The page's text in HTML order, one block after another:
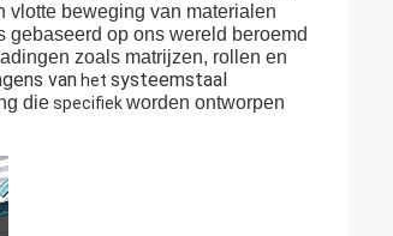
vlotte beweging van materialen
op ons wereld beroemd
zoals matrijzen, rollen en
van het systeemstaal
diespecifiekworden ontworpen